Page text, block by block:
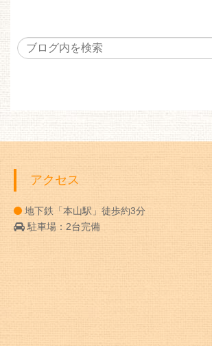
アクセス
地下鉄「本山駅」徒歩約3分
駐車場：2台完備